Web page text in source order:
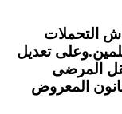
التحملات
تعديل
المرضى
المعروض